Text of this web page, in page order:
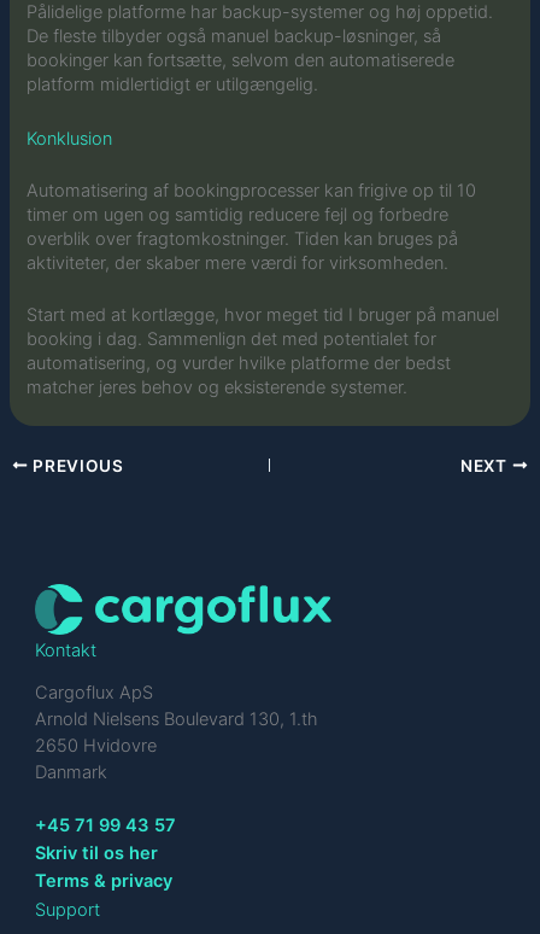
Pålidelige platforme har backup-systemer og høj oppetid.
De fleste tilbyder også manuel backup-løsninger, så
bookinger kan fortsætte, selvom den automatiserede
platform midlertidigt er utilgængelig.
Konklusion
Automatisering af bookingprocesser kan frigive op til 10
timer om ugen og samtidig reducere fejl og forbedre
overblik over fragtomkostninger. Tiden kan bruges på
aktiviteter, der skaber mere værdi for virksomheden.
Start med at kortlægge, hvor meget tid I bruger på manuel
booking i dag. Sammenlign det med potentialet for
automatisering, og vurder hvilke platforme der bedst
matcher jeres behov og eksisterende systemer.
PREVIOUS NEXT
Kontakt
Cargoflux ApS
Arnold Nielsens Boulevard 130, 1.th
2650 Hvidovre
Danmark
+45 71 99 43 57
Skriv til os her
Terms & privacy
Support